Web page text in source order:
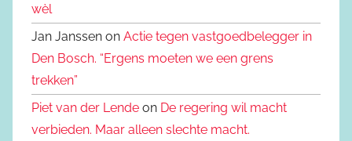
wèl
Jan Janssen on Actie tegen vastgoedbelegger in
Den Bosch. “Ergens moeten we een grens
trekken”
Piet van der Lende on De regering wil macht
verbieden. Maar alleen slechte macht.